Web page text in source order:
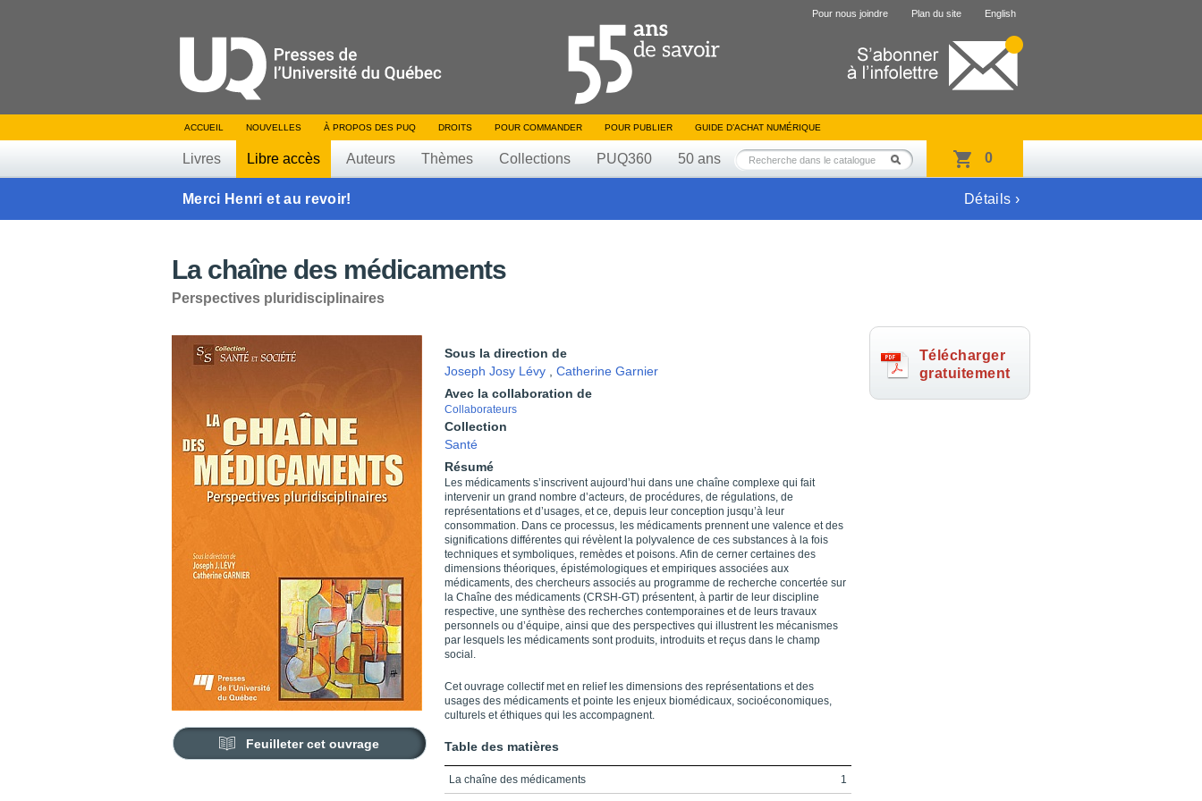
Pour nous joindre Plan du site English
ACCUEIL NOUVELLES À PROPOS DES PUQ DROITS POUR COMMANDER POUR PUBLIER GUIDE D’ACHAT NUMÉRIQUE
Livres Libre accès Auteurs Thèmes Collections PUQ360 50 ans 0
Merci Henri et au revoir! Détails ›
La chaîne des médicaments
Perspectives pluridisciplinaires
Feuilleter cet ouvrage
Sous la direction de
Joseph Josy Lévy
Catherine Garnier
Avec la collaboration de
Collaborateurs
Collection
Santé
Résumé
Les médicaments s’inscrivent aujourd’hui dans une chaîne complexe qui fait
intervenir un grand nombre d’acteurs, de procédures, de régulations, de
représentations et d’usages, et ce, depuis leur conception jusqu’à leur
consommation. Dans ce processus, les médicaments prennent une valence et des
significations différentes qui révèlent la polyvalence de ces substances à la fois
techniques et symboliques, remèdes et poisons. Afin de cerner certaines des
dimensions théoriques, épistémologiques et empiriques associées aux
médicaments, des chercheurs associés au programme de recherche concertée sur
la Chaîne des médicaments (CRSH-GT) présentent, à partir de leur discipline
respective, une synthèse des recherches contemporaines et de leurs travaux
personnels ou d’équipe, ainsi que des perspectives qui illustrent les mécanismes
par lesquels les médicaments sont produits, introduits et reçus dans le champ
social.
Cet ouvrage collectif met en relief les dimensions des représentations et des
usages des médicaments et pointe les enjeux biomédicaux, socioéconomiques,
culturels et éthiques qui les accompagnent.
Table des matières
La chaîne des médicaments 1
Télécharger
gratuitement